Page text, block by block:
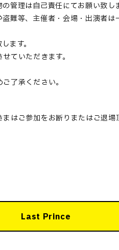
管理は自己責任にてお願い致しま
難等、主催者・会場・出演者は
ます。
ていただきます。
了承ください。
はご参加をお断りまたはご退場
Last Prince